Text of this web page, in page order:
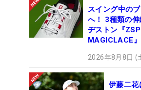
スイング中の
へ！ 3種類の
ヂストン『
MAGICLACE
2026年8月8日 (
伊藤二